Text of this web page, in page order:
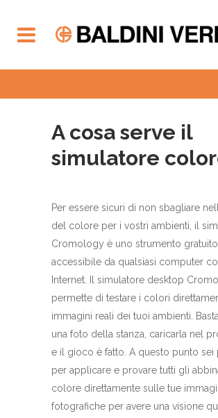
A cosa serve il
simulatore
Per essere sicuri di non sbagliare
del colore per i vostri ambienti, il
Cromology è uno strumento
accessibile da qualsiasi computer
Internet. Il simulatore desktop
permette di testare i colori
immagini reali dei tuoi ambienti.
una foto della stanza, caricarla nel
e il gioco è fatto. A questo punto sei
per applicare e provare tutti gli
colore direttamente sulle tue
fotografiche per avere una visione